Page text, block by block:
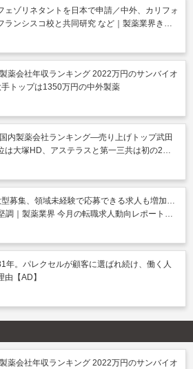
ェゾリネタントを日本で申請／中外、カリフォ
ランシスコ校と共同研究 など｜製薬業界きょ
とめ読み（2026年8月7日）
薬会社年収ランキング 2022万円のサンバイオ
トップは1350万円の中外製薬
国内製薬会社ランキング―売り上げトップ武田
大塚HD、アステラスと第一三共は初の2兆
型募集、領域未経験で応募できる求人も増加…
調｜製薬業界 今月の転職求人動向レポート
年。パレクセルが顧客に選ばれ続け、働く人
由【AD】
薬会社年収ランキング 2022万円のサンバイオ